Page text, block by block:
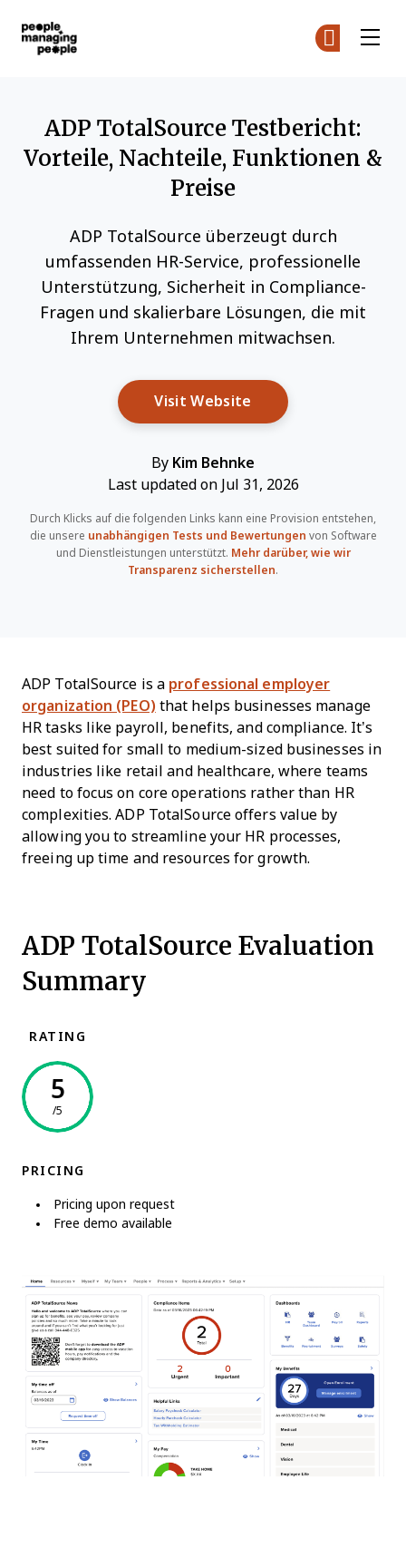
ADP TotalSource Testbericht:
Vorteile, Nachteile, Funktionen &
Preise
ADP TotalSource überzeugt durch
umfassenden HR-Service, professionelle
Unterstützung, Sicherheit in Compliance-
Fragen und skalierbare Lösungen, die mit
Ihrem Unternehmen mitwachsen.
Visit Website Opens New Window
By Kim Behnke
Last updated on Jul 31, 2026
Durch Klicks auf die folgenden Links kann eine Provision entstehen,
die unsere unabhängigen Tests und Bewertungen von Software
und Dienstleistungen unterstützt. Mehr darüber, wie wir
Transparenz sicherstellen.
ADP TotalSource is a professional employer
organization (PEO) that helps businesses manage
HR tasks like payroll, benefits, and compliance. It’s
best suited for small to medium-sized businesses in
industries like retail and healthcare, where teams
need to focus on core operations rather than HR
complexities. ADP TotalSource offers value by
allowing you to streamline your HR processes,
freeing up time and resources for growth.
ADP TotalSource Evaluation
Summary
RATING
5
/5
PRICING
Pricing upon request
Free demo available